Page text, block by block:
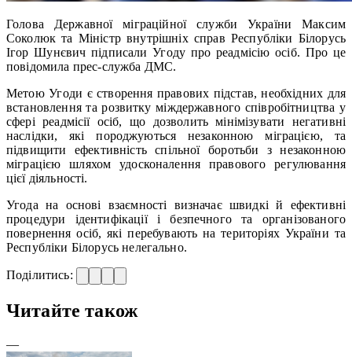
Голова Державної міграційної служби України Максим
Соколюк та Міністр внутрішніх справ Республіки Білорусь
Ігор Шунєвич підписали Угоду про реадмісію осіб. Про це
повідомила прес-служба ДМС.
Метою Угоди є створення правових підстав, необхідних для
встановлення та розвитку міждержавного співробітництва у
сфері реадмісії осіб, що дозволить мінімізувати негативні
наслідки, які породжуються незаконною міграцією, та
підвищити ефективність спільної боротьби з незаконною
міграцією шляхом удосконалення правового регулювання
цієї діяльності.
Угода на основі взаємності визначає швидкі й ефективні
процедури ідентифікації і безпечного та організованого
повернення осіб, які перебувають на територіях України та
Республіки Білорусь нелегально.
Поділитись:
Читайте також
—